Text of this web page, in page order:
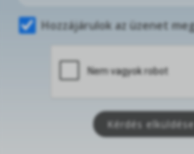
Hozzájárulok az üzenet
Kérdés elküldése